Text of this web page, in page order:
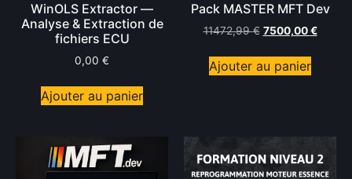
WinOLS Extractor —
Analyse & Extraction de
fichiers ECU
0,00 €
Ajouter au panier
Pack MASTER MFT Dev
11472,99€ 7500,00€
Ajouter au panier